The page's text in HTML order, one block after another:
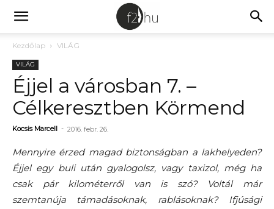
Kezdőlap VILÁG
VILÁG
Éjjel a városban 7. –
Célkeresztben Körmend
Kocsis Marcell - 2016. febr. 26.
Mennyire érzed magad biztonságban a lakhelyeden?
Éjjel egy buli után gyalogolsz, vagy taxizol, még ha
csak pár kilométerről van is szó? Voltál már
szemtanúja támadásoknak, rablásoknak? Ifjúsági